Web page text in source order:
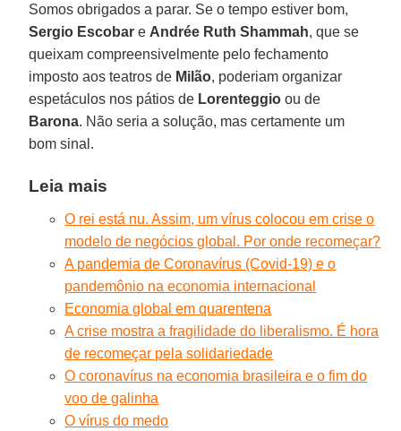
Somos obrigados a parar. Se o tempo estiver bom,
Sergio Escobar e Andrée Ruth Shammah, que se
queixam compreensivelmente pelo fechamento
imposto aos teatros de Milão, poderiam organizar
espetáculos nos pátios de Lorenteggio ou de
Barona. Não seria a solução, mas certamente um
bom sinal.
Leia mais
O rei está nu. Assim, um vírus colocou em crise o
modelo de negócios global. Por onde recomeçar?
A pandemia de Coronavírus (Covid-19) e o
pandemônio na economia internacional
Economia global em quarentena
A crise mostra a fragilidade do liberalismo. É hora
de recomeçar pela solidariedade
O coronavírus na economia brasileira e o fim do
voo de galinha
O vírus do medo